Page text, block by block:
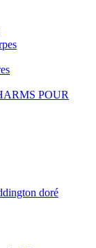
POUR